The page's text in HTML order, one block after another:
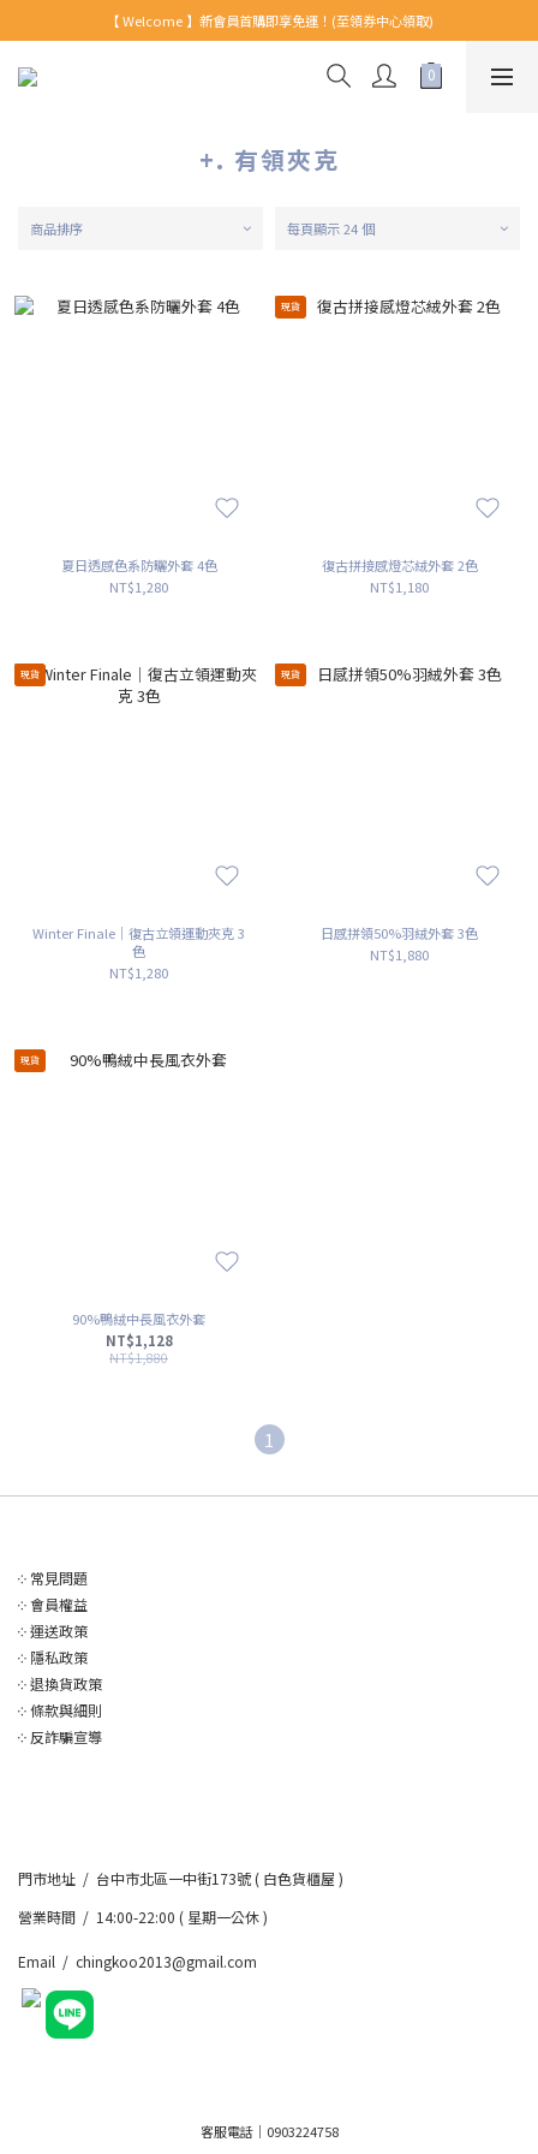
【 Welcome 】新會員首購即享免運！(至領券中心領取)
【 Welcome 】新會員首購即享免運！(至領券中心領取)
全館消費滿999免運！
+. 有領夾克
商品排序 每頁顯示 24 個
夏日透感色系防曬外套 4色
NT$1,280
現貨
復古拼接感燈芯絨外套 2色
NT$1,180
現貨
Winter Finale｜復古立領運動夾克 3
色
NT$1,280
現貨
日感拼領50%羽絨外套 3色
NT$1,880
現貨
90%鴨絨中長風衣外套
NT$1,128
NT$1,880
1
༶ 常見問題
༶會員權益
༶運送政策
༶ 隱私政策
༶退換貨政策
༶條款與細則
༶ 反詐騙宣導
門市地址 / 台中市北區一中街173號 ( 白色貨櫃屋 )
營業時間 / 14:00-22:00 ( 星期一公休 )
Email / chingkoo2013@gmail.com
客服電話｜0903224758